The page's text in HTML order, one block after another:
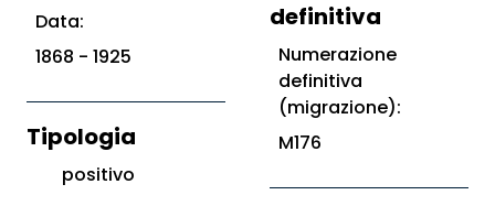
Data:
1868 - 1925
Tipologia
positivo
definitiva
Numerazione
definitiva
(migrazione):
M176